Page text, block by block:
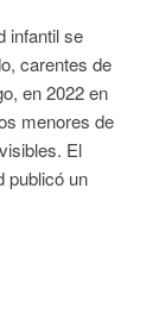
infantil se
carentes de
en 2022 en
menores de
El
publicó un